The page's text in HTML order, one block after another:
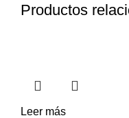
Productos
Leer más